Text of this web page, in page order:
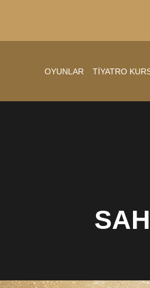
OYUNLAR TİYATRO